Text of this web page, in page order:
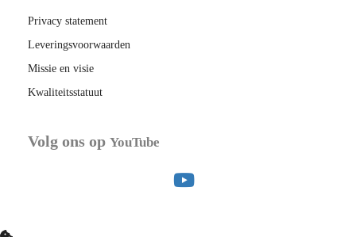
Privacy statement
Leveringsvoorwaarden
Missie en visie
Kwaliteitsstatuut
Volg ons op YouTube